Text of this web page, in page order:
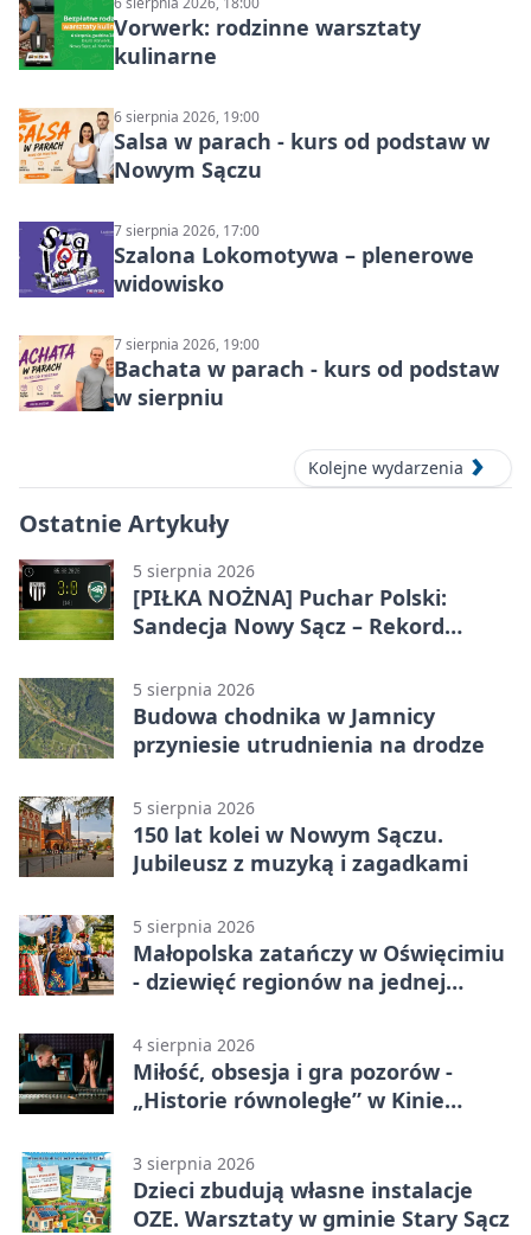
Vorwerk: rodzinne warsztaty
kulinarne
6 sierpnia 2026, 19:00
Salsa w parach - kurs od podstaw w
Nowym Sączu
7 sierpnia 2026, 17:00
Szalona Lokomotywa – plenerowe
widowisko
7 sierpnia 2026, 19:00
Bachata w parach - kurs od podstaw
w sierpniu
Kolejne wydarzenia
Ostatnie Artykuły
5 sierpnia 2026
[PIŁKA NOŻNA] Puchar Polski:
Sandecja Nowy Sącz – Rekord
5 sierpnia 2026
Budowa chodnika w Jamnicy
przyniesie utrudnienia na drodze
5 sierpnia 2026
150 lat kolei w Nowym Sączu.
Jubileusz z muzyką i zagadkami
5 sierpnia 2026
Małopolska zatańczy w Oświęcimiu
- dziewięć regionów na jednej
4 sierpnia 2026
Miłość, obsesja i gra pozorów -
„Historie równoległe” w Kinie
3 sierpnia 2026
Dzieci zbudują własne instalacje
OZE. Warsztaty w gminie Stary Sącz